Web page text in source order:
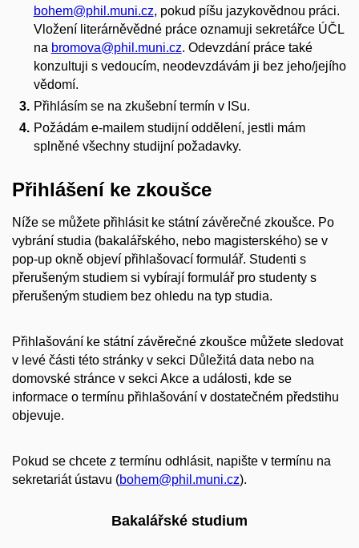
bohem@phil.muni.cz, pokud píšu jazykovědnou práci.
Vložení literárněvědné práce oznamuji sekretářce ÚČL
na bromova@phil.muni.cz. Odevzdání práce také
konzultuji s vedoucím, neodevzdávám ji bez jeho/jejího
vědomí.
Přihlásím se na zkušební termín v ISu.
Požádám e-mailem studijní oddělení, jestli mám
splněné všechny studijní požadavky.
Přihlášení ke zkoušce
Níže se můžete přihlásit ke státní závěrečné zkoušce. Po
vybrání studia (bakalářského, nebo magisterského) se v
pop-up okně objeví přihlašovací formulář. Studenti s
přerušeným studiem si vybírají formulář pro studenty s
přerušeným studiem bez ohledu na typ studia.
Přihlašování ke státní závěrečné zkoušce můžete sledovat
v levé části této stránky v sekci Důležitá data nebo na
domovské stránce v sekci Akce a události, kde se
informace o termínu přihlašování v dostatečném předstihu
objevuje.
Pokud se chcete z termínu odhlásit, napište v termínu na
sekretariát ústavu (bohem@phil.muni.cz).
Bakalářské studium